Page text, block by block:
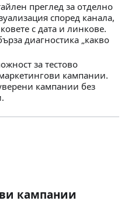
преглед за отделно
според канала,
с дата и линкове.
диагностика „какво
за тестово
кампании.
кампании без
кампании